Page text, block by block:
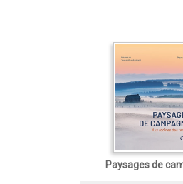
Paysages de